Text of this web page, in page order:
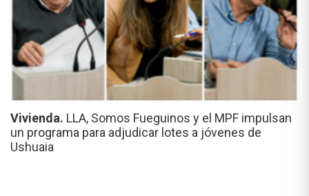
Vivienda. LLA, Somos Fueguinos y el MPF impulsan
un programa para adjudicar lotes a jóvenes de
Ushuaia